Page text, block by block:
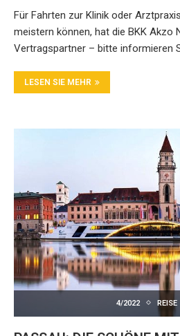
Für Fahrten zur Klinik oder
meistern können, hat die BKK Akzo
Vertragspartner – bitte informieren
LESEN SIE MEHR
4/2022 REISE